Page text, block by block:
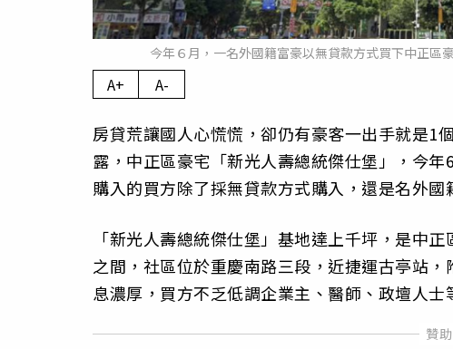
今年６月，一名外國籍富豪以無貸款方式買下中正區
A+ A-
房貸荒讓國人心慌慌，卻仍有豪客一出手就是1
露，中正區豪宅「新光人壽總統傑仕堡」，今
購入的買方除了採無貸款方式購入，還是名外國
「新光人壽總統傑仕堡」基地達上千坪，是中
之間，社區位於重慶南路三段，近捷運古亭站
息濃厚，買方不乏低調企業主、醫師、政壇人士